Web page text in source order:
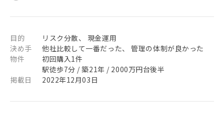
目的
リスク分散、 現金運用
決め手
他社比較して一番だった、 管理の体制が良かった
物件
初回購入1件
駅徒歩7分 / 築21年 / 2000万円台後半
掲載日
2022年12月03日